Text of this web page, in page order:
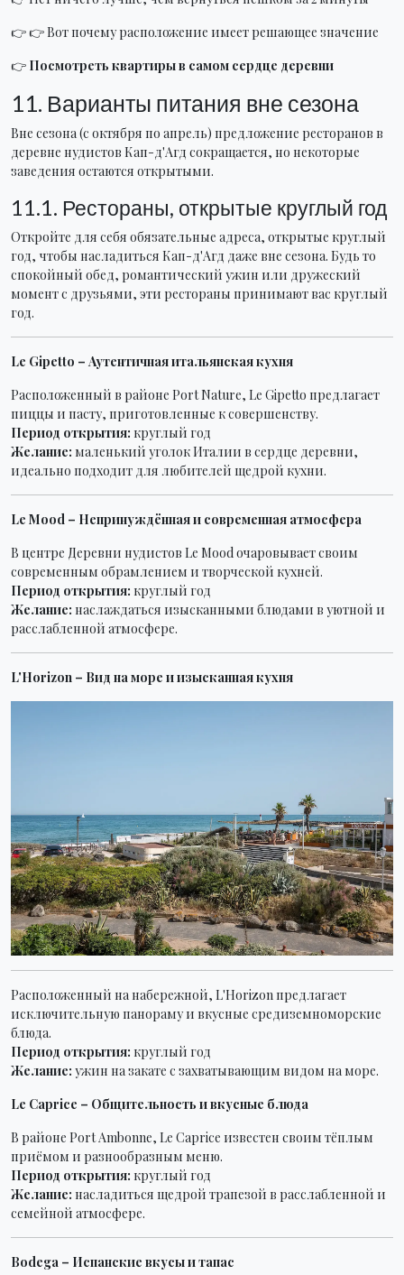
👉 👉 Вот почему расположение имеет решающее значение
👉 Посмотреть квартиры в самом сердце деревни
11. Варианты питания вне сезона
Вне сезона (с октября по апрель) предложение ресторанов в
деревне нудистов Кап-д'Агд сокращается, но некоторые
заведения остаются открытыми.
11.1. Рестораны, открытые круглый год
Откройте для себя обязательные адреса, открытые круглый
год, чтобы насладиться Кап-д'Агд даже вне сезона. Будь то
спокойный обед, романтический ужин или дружеский
момент с друзьями, эти рестораны принимают вас круглый
год.
Le Gipetto – Аутентичная итальянская кухня
Расположенный в районе Port Nature, Le Gipetto предлагает
пиццы и пасту, приготовленные к совершенству.
Период открытия: круглый год
Желание: маленький уголок Италии в сердце деревни,
идеально подходит для любителей щедрой кухни.
Le Mood – Непринуждённая и современная атмосфера
В центре Деревни нудистов Le Mood очаровывает своим
современным обрамлением и творческой кухней.
Период открытия: круглый год
Желание: наслаждаться изысканными блюдами в уютной и
расслабленной атмосфере.
L'Horizon – Вид на море и изысканная кухня
Расположенный на набережной, L'Horizon предлагает
исключительную панораму и вкусные средиземноморские
блюда.
Период открытия: круглый год
Желание: ужин на закате с захватывающим видом на море.
Le Caprice – Общительность и вкусные блюда
В районе Port Ambonne, Le Caprice известен своим тёплым
приёмом и разнообразным меню.
Период открытия: круглый год
Желание: насладиться щедрой трапезой в расслабленной и
семейной атмосфере.
Bodega – Испанские вкусы и тапас